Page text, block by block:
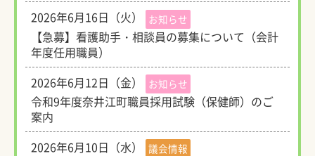
2026年6月16日（火）
お知らせ
【急募】看護助手・相談員の募集について（会計
年度任用職員）
2026年6月12日（金）
お知らせ
令和9年度奈井江町職員採用試験（保健師）のご
案内
2026年6月10日（水）
議会情報